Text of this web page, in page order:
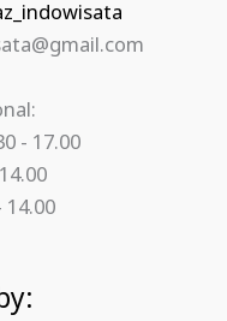
- 17.00
14.00